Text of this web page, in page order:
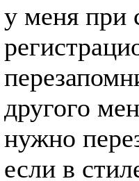
у меня при
другого
нужно
если в